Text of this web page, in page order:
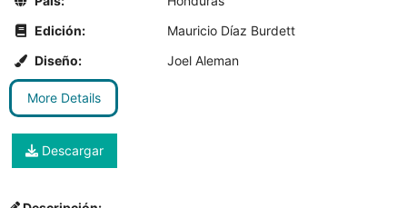
Edición:
Mauricio Díaz Burdett
Diseño:
Joel Aleman
More Details
Descargar